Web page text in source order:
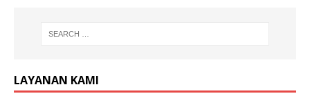
LAYANAN KAMI